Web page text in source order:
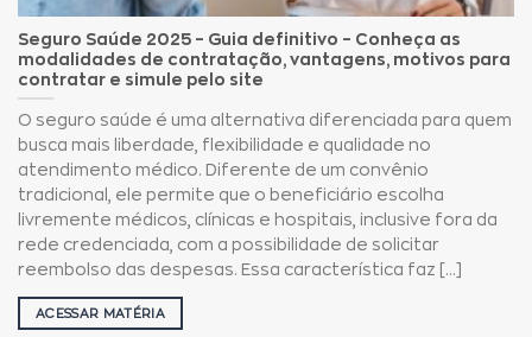
Seguro Saúde 2025 – Guia definitivo – Conheça as
modalidades de contratação, vantagens, motivos para
contratar e simule pelo site
O seguro saúde é uma alternativa diferenciada para quem
busca mais liberdade, flexibilidade e qualidade no
atendimento médico. Diferente de um convênio
tradicional, ele permite que o beneficiário escolha
livremente médicos, clínicas e hospitais, inclusive fora da
rede credenciada, com a possibilidade de solicitar
reembolso das despesas. Essa característica faz [...]
ACESSAR MATÉRIA